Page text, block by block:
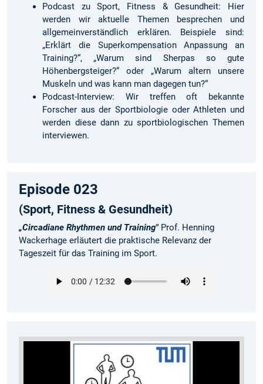
Podcast zu Sport, Fitness & Gesundheit: Hier
werden wir aktuelle Themen besprechen und
allgemeinverständlich erklären. Beispiele sind:
„Erklärt die Superkompensation Anpassung an
Training?“, „Warum sind Sherpas so gute
Höhenbergsteiger?“ oder „Warum altern unsere
Muskeln und was kann man dagegen tun?“
Podcast-Interview: Wir treffen oft bekannte
Forscher aus der Sportbiologie oder Athleten und
werden diese dann zu sportbiologischen Themen
interviewen.
Episode 023
(Sport, Fitness & Gesundheit)
„Circadiane Rhythmen und Training" Prof. Henning
Wackerhage erläutert die praktische Relevanz der
Tageszeit für das Training im Sport.